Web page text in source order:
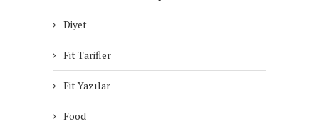
Diyet
Fit Tarifler
Fit Yazılar
Food